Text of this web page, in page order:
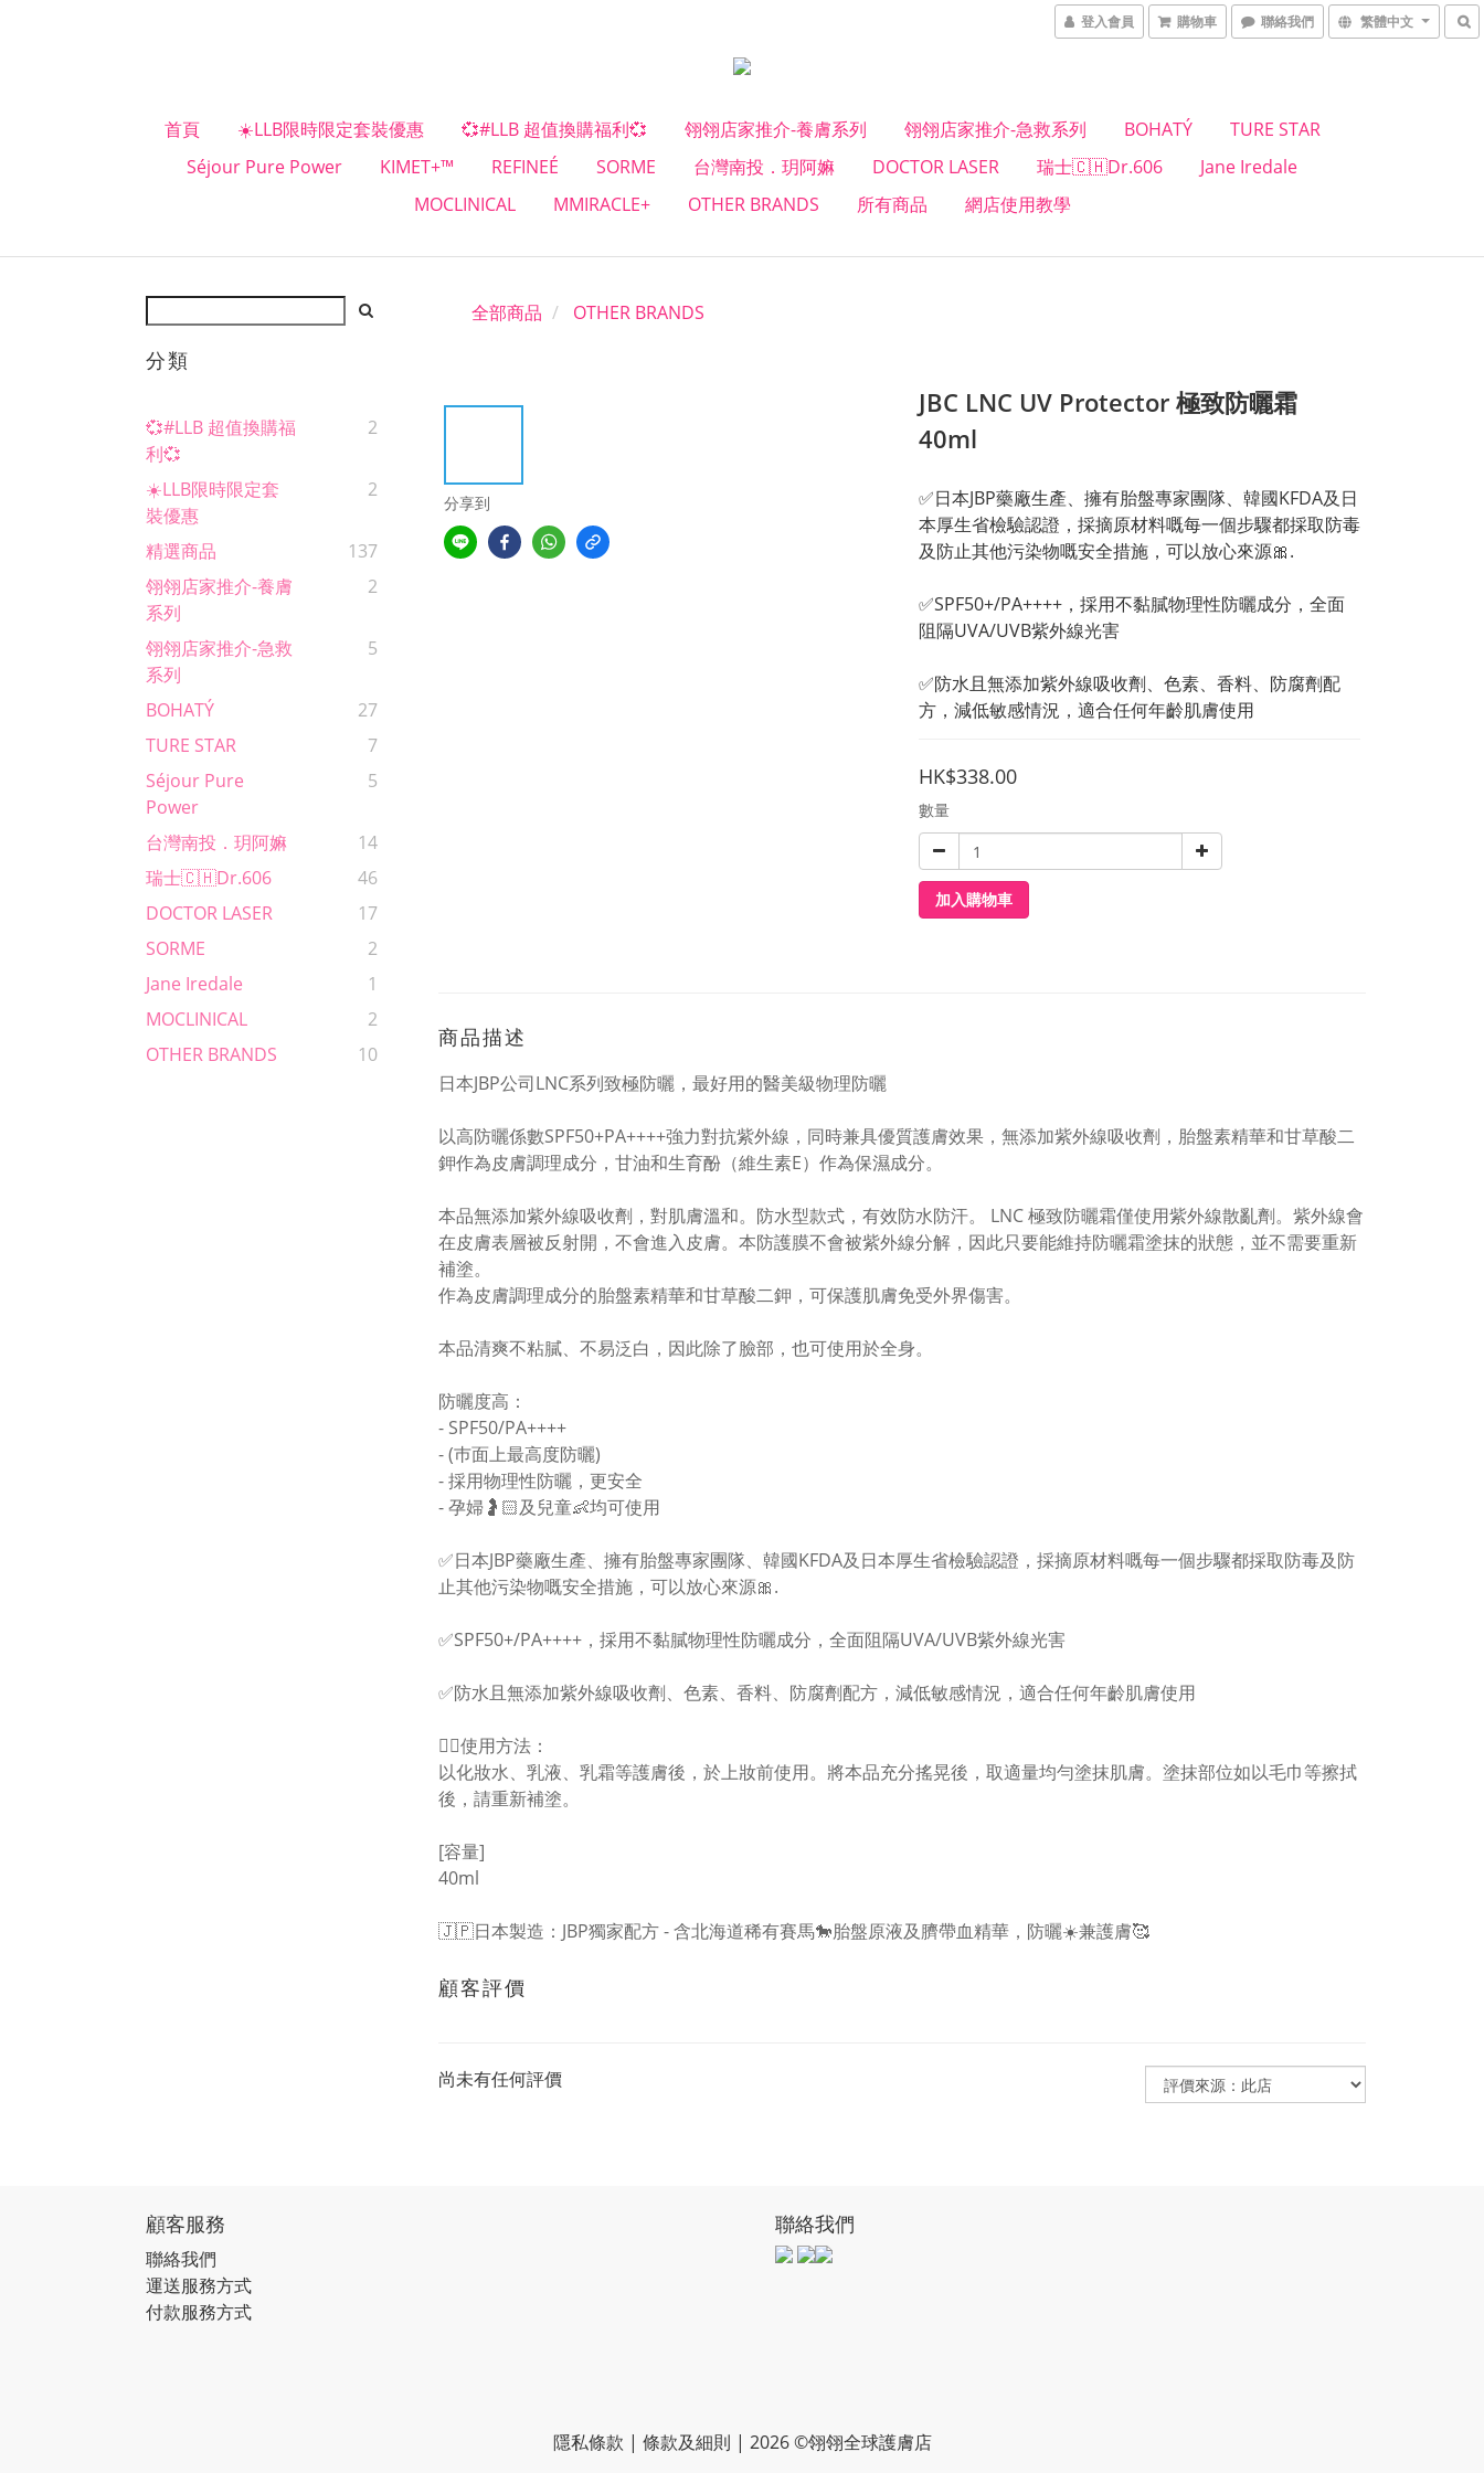
登入會員 購物車 聯絡我們 繁體中文
首頁 ☀️LLB限時限定套裝優惠 💞#LLB 超值換購福利💞 翎翎店家推介-養膚系列 翎翎店家推介-急救系列 BOHATÝ
TURE STAR
Séjour Pure Power
KIMET+™ REFINEÉ SORME 台灣南投．玥阿嫲 DOCTOR LASER 瑞士🇨🇭Dr.606
Jane Iredale
MOCLINICAL
MMIRACLE+ OTHER BRANDS 所有商品 網店使用教學
分類
💞#LLB 超值換購福
利💞
2
☀️LLB限時限定套
裝優惠
2
精選商品
137
翎翎店家推介-養膚
系列
2
翎翎店家推介-急救
系列
5
BOHATÝ
27
TURE STAR
7
Séjour Pure
Power
5
台灣南投．玥阿嫲
14
瑞士🇨🇭Dr.606
46
DOCTOR LASER
17
SORME
2
Jane Iredale
1
MOCLINICAL
2
OTHER BRANDS
10
全部商品 OTHER BRANDS
分享到
JBC LNC UV Protector 極致防曬霜
40ml
✅日本JBP藥廠生產、擁有胎盤專家團隊、韓國KFDA及日
本厚生省檢驗認證，採摘原材料嘅每一個步驟都採取防毒
及防止其他污染物嘅安全措施，可以放心來源🎀.
✅SPF50+/PA++++，採用不黏膩物理性防曬成分，全面
阻隔UVA/UVB紫外線光害
✅防水且無添加紫外線吸收劑、色素、香料、防腐劑配
方，減低敏感情況，適合任何年齡肌膚使用
HK$338.00
數量
加入購物車
商品描述
日本JBP公司LNC系列致極防曬，最好用的醫美級物理防曬
以高防曬係數SPF50+PA++++強力對抗紫外線，同時兼具優質護膚效果，無添加紫外線吸收劑，胎盤素精華和甘草酸二
鉀作為皮膚調理成分，甘油和生育酚（維生素E）作為保濕成分。
本品無添加紫外線吸收劑，對肌膚溫和。防水型款式，有效防水防汗。 LNC 極致防曬霜僅使用紫外線散亂劑。紫外線會
在皮膚表層被反射開，不會進入皮膚。本防護膜不會被紫外線分解，因此只要能維持防曬霜塗抹的狀態，並不需要重新
補塗。
作為皮膚調理成分的胎盤素精華和甘草酸二鉀，可保護肌膚免受外界傷害。
本品清爽不粘膩、不易泛白，因此除了臉部，也可使用於全身。
防曬度高：
- SPF50/PA++++
- (巿面上最高度防曬)
- 採用物理性防曬，更安全
- 孕婦🤰🏻及兒童👶均可使用
✅日本JBP藥廠生產、擁有胎盤專家團隊、韓國KFDA及日本厚生省檢驗認證，採摘原材料嘅每一個步驟都採取防毒及防
止其他污染物嘅安全措施，可以放心來源🎀.
✅SPF50+/PA++++，採用不黏膩物理性防曬成分，全面阻隔UVA/UVB紫外線光害
✅防水且無添加紫外線吸收劑、色素、香料、防腐劑配方，減低敏感情況，適合任何年齡肌膚使用
🙋‍♀️使用方法：
以化妝水、乳液、乳霜等護膚後，於上妝前使用。將本品充分搖晃後，取適量均勻塗抹肌膚。塗抹部位如以毛巾等擦拭
後，請重新補塗。
[容量]
40ml
🇯🇵日本製造：JBP獨家配方 - 含北海道稀有賽馬🐎胎盤原液及臍帶血精華，防曬☀️兼護膚🥰
顧客評價
尚未有任何評價
顧客服務
聯絡我們
運送服務方式
付款服務方式
聯絡我們
隱私條款 | 條款及細則 | 2026 ©翎翎全球護膚店